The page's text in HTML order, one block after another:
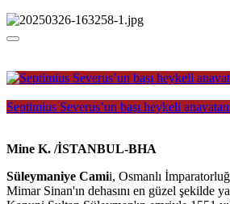
Septimius Severus’un başı heykeli
Mine K. /İSTANBUL-BHA
Süleymaniye Camii, Osmanlı
Mimar Sinan'ın dehasını en güzel şekilde